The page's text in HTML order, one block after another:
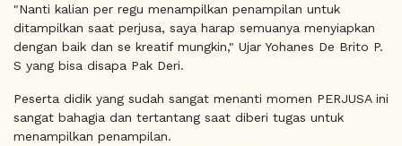
"Nanti kalian per regu menampilkan penampilan untuk
ditampilkan saat perjusa, saya harap semuanya menyiapkan
dengan baik dan se kreatif mungkin," Ujar Yohanes De Brito P.
S yang bisa disapa Pak Deri.
Peserta didik yang sudah sangat menanti momen PERJUSA ini
sangat bahagia dan tertantang saat diberi tugas untuk
menampilkan penampilan.